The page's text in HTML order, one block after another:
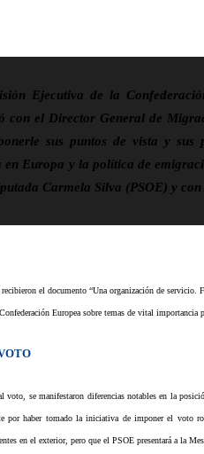
Ejecutiva de la
con el Director General de
sus puntos de vista y
en Europa y la política de
Carmela Silva (PSOE) y
el documento “Una organización de
Europea sobre temas de vital
voto, se manifestaron diferencias notables en la
por haber tomado la iniciativa de imponer el voto
en el exterior, pero que el PSOE presentará a la